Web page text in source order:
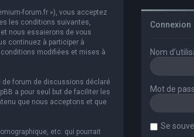
forum.fr »), vous acceptez
les conditions suivantes,
nous essaierons de vous
continuez à participer à
modifiées et mises à
de forum de discussions déclaré
a pour seul but de faciliter les
que nous acceptons et que
etc. qui pourrait
Connexion
Nom
Mot de
Se